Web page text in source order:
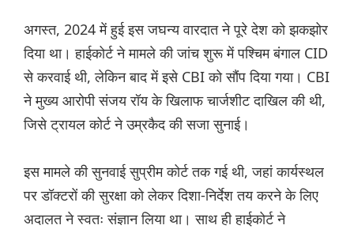
अगस्त, 2024 में हुई इस जघन्य वारदात ने पूरे देश को झकझोर
दिया था। हाईकोर्ट ने मामले की जांच शुरू में पश्चिम बंगाल CID
से करवाई थी, लेकिन बाद में इसे CBI को सौंप दिया गया। CBI
ने मुख्य आरोपी संजय रॉय के खिलाफ चार्जशीट दाखिल की थी,
जिसे ट्रायल कोर्ट ने उम्रकैद की सजा सुनाई।
इस मामले की सुनवाई सुप्रीम कोर्ट तक गई थी, जहां कार्यस्थल
पर डॉक्टरों की सुरक्षा को लेकर दिशा-निर्देश तय करने के लिए
अदालत ने स्वतः संज्ञान लिया था। साथ ही हाईकोर्ट ने